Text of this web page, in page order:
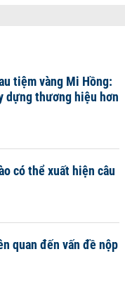
tiệm vàng Mi Hồng:
dựng thương hiệu hơn
có thể xuất hiện câu
quan đến vấn đề nộp